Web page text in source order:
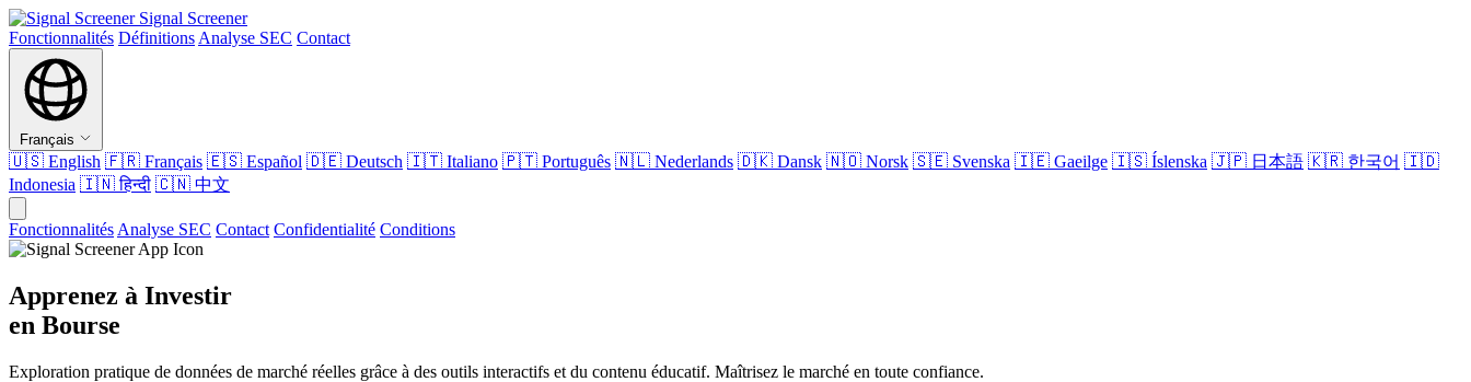
Signal Screener
Fonctionnalités Définitions Analyse SEC Contact
Français
🇺🇸 English 🇫🇷 Français 🇪🇸 Español 🇩🇪 Deutsch 🇮🇹 Italiano 🇵🇹 Português 🇳🇱 Nederlands 🇩🇰 Dansk 🇳🇴 Norsk 🇸🇪 Svenska 🇮🇪 Gaeilge 🇮🇸 Íslenska 🇯🇵 日本語 🇰🇷 한국어 🇮🇩
Indonesia 🇮🇳हिन्दी 🇨🇳 中文
Fonctionnalités Analyse SEC Contact Confidentialité Conditions
Apprenez à Investir
en Bourse
Exploration pratique de données de marché réelles grâce à des outils interactifs et du contenu éducatif. Maîtrisez le marché en toute confiance.